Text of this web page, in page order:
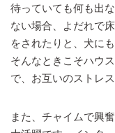
待っていても何も出
ない場合、よだれで
をされたりと、犬に
そんなときこそハウ
で、お互いのストレ
また、チャイムで興